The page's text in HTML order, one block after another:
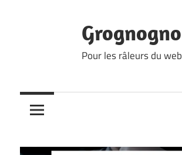
Grognogno
Pour les râleurs du web